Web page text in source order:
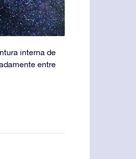
interna de
entre